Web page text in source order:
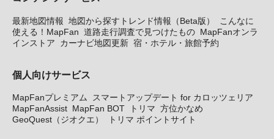
最新地図情報 地図から探すトレンド情報（Beta版）
こんなに
使える！MapFan 道路走行調査で見つけたもの MapFanオンラ
インストア
カーナビ地図更新 宿・ホテル・旅館予約
個人向けサービス
MapFanプレミアム
スマートアップデート for カロッツェリア
MapFanAssist MapFan BOT トリマ 方位かなめ
GeoQuest（ジオクエ）
トリマ ポイントサイト